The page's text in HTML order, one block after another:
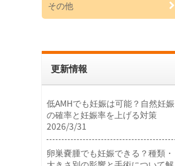
その他
更新情報
低AMHでも妊娠は可能？自然妊娠
の確率と妊娠率を上げる対策
2026/3/31
卵巣嚢腫でも妊娠できる？種類・